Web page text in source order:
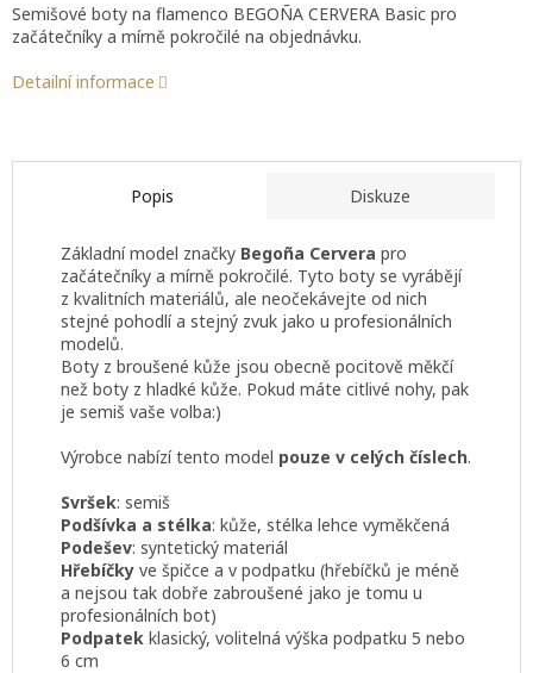
Semišové boty na flamenco BEGOÑA CERVERA Basic pro
začátečníky a mírně pokročilé na objednávku.
Detailní informace
Popis Diskuze
Základní model značky Begoña Cervera pro
začátečníky a mírně pokročilé. Tyto boty se vyrábějí
z kvalitních materiálů, ale neočekávejte od nich
stejné pohodlí a stejný zvuk jako u profesionálních
modelů.
Boty z broušené kůže jsou obecně pocitově měkčí
než boty z hladké kůže. Pokud máte citlivé nohy, pak
je semiš vaše volba:)
Výrobce nabízí tento model pouze v celých číslech.
Svršek: semiš
Podšívka a stélka: kůže, stélka lehce vyměkčená
Podešev: syntetický materiál
Hřebíčky ve špičce a v podpatku (hřebíčků je méně
a nejsou tak dobře zabroušené jako je tomu u
profesionálních bot)
Podpatek klasický, volitelná výška podpatku 5 nebo
6 cm